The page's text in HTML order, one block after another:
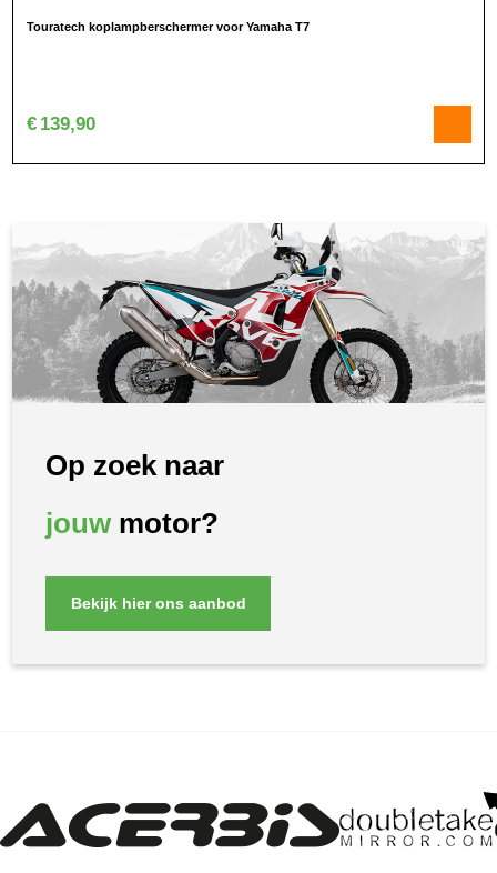
Touratech koplampberschermer voor Yamaha T7
€ 139,90
Op zoek naar
jouwmotor?
Bekijk hier ons aanbod